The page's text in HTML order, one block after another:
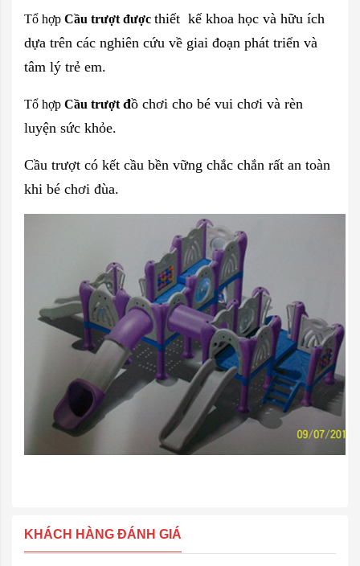
Tổ hợp Cầu trượt được thiết kế khoa học và hữu ích
dựa trên các nghiên cứu về giai đoạn phát triển và
tâm lý trẻ em.
Tổ hợp Cầu trượt đồ chơi cho bé vui chơi và rèn
luyện sức khỏe.
Cầu trượt có kết cầu bền vững chắc chắn rất an toàn
khi bé chơi đùa.
KHÁCH HÀNG ĐÁNH GIÁ